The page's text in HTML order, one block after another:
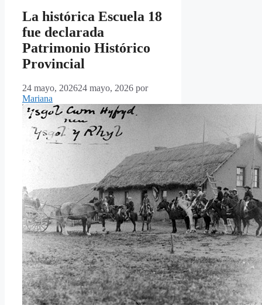
La histórica Escuela 18
fue declarada
Patrimonio Histórico
Provincial
24 mayo, 202624 mayo, 2026 por
Mariana